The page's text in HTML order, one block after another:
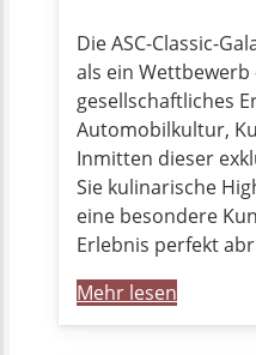
Die ASC-Classic-
als ein Wettbewerb
gesellschaftliches
Automobilkultur,
Inmitten dieser
Sie kulinarische
eine besondere
Erlebnis perfekt
Mehr lesen